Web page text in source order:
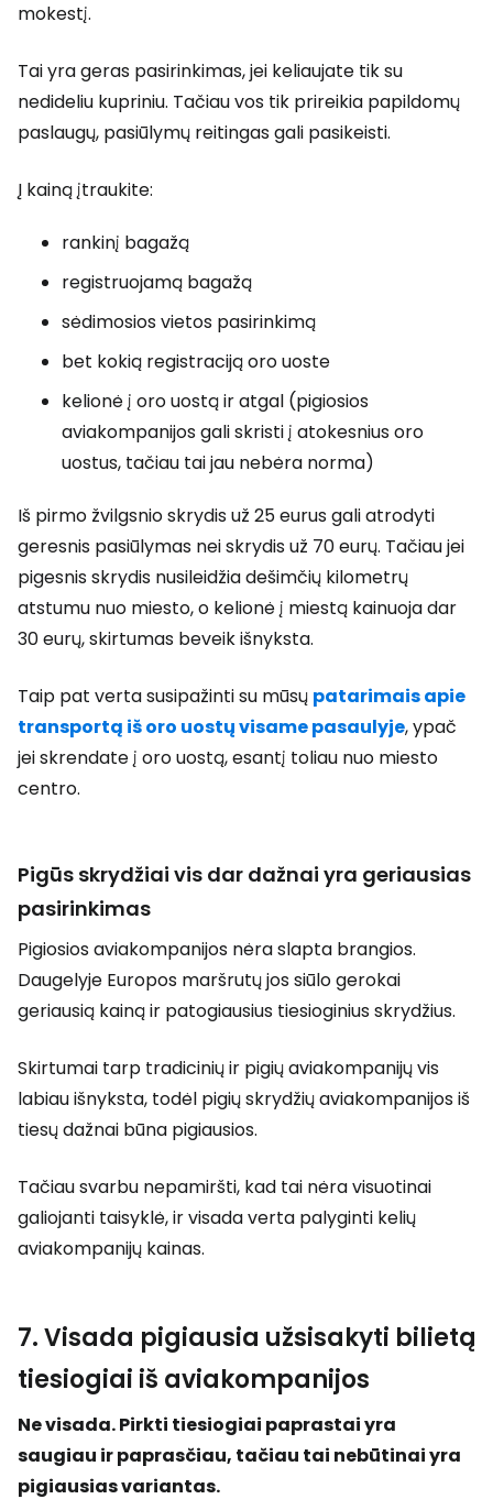
mokestį.
Tai yra geras pasirinkimas, jei keliaujate tik su
nedideliu kupriniu. Tačiau vos tik prireikia papildomų
paslaugų, pasiūlymų reitingas gali pasikeisti.
Į kainą įtraukite:
rankinį bagažą
registruojamą bagažą
sėdimosios vietos pasirinkimą
bet kokią registraciją oro uoste
kelionė į oro uostą ir atgal (pigiosios
aviakompanijos gali skristi į atokesnius oro
uostus, tačiau tai jau nebėra norma)
Iš pirmo žvilgsnio skrydis už 25 eurus gali atrodyti
geresnis pasiūlymas nei skrydis už 70 eurų. Tačiau jei
pigesnis skrydis nusileidžia dešimčių kilometrų
atstumu nuo miesto, o kelionė į miestą kainuoja dar
30 eurų, skirtumas beveik išnyksta.
Taip pat verta susipažinti su mūsų patarimais apie
transportą iš oro uostų visame pasaulyje, ypač
jei skrendate į oro uostą, esantį toliau nuo miesto
centro.
Pigūs skrydžiai vis dar dažnai yra geriausias
pasirinkimas
Pigiosios aviakompanijos nėra slapta brangios.
Daugelyje Europos maršrutų jos siūlo gerokai
geriausią kainą ir patogiausius tiesioginius skrydžius.
Skirtumai tarp tradicinių ir pigių aviakompanijų vis
labiau išnyksta, todėl pigių skrydžių aviakompanijos iš
tiesų dažnai būna pigiausios.
Tačiau svarbu nepamiršti, kad tai nėra visuotinai
galiojanti taisyklė, ir visada verta palyginti kelių
aviakompanijų kainas.
7. Visada pigiausia užsisakyti bilietą
tiesiogiai iš aviakompanijos
Ne visada. Pirkti tiesiogiai paprastai yra
saugiau ir paprasčiau, tačiau tai nebūtinai yra
pigiausias variantas.